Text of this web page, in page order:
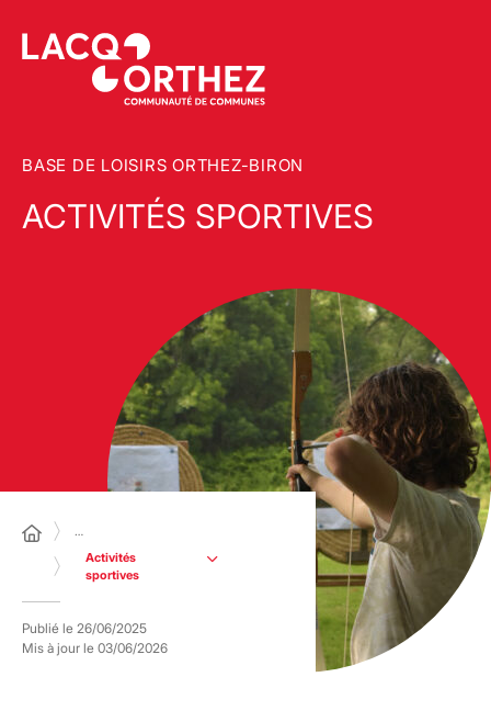
BASE DE LOISIRS ORTHEZ-BIRON
ACTIVITÉS SPORTIVES
…
Activités
sportives
Publié le 26/06/2025
Mis à jour le 03/06/2026